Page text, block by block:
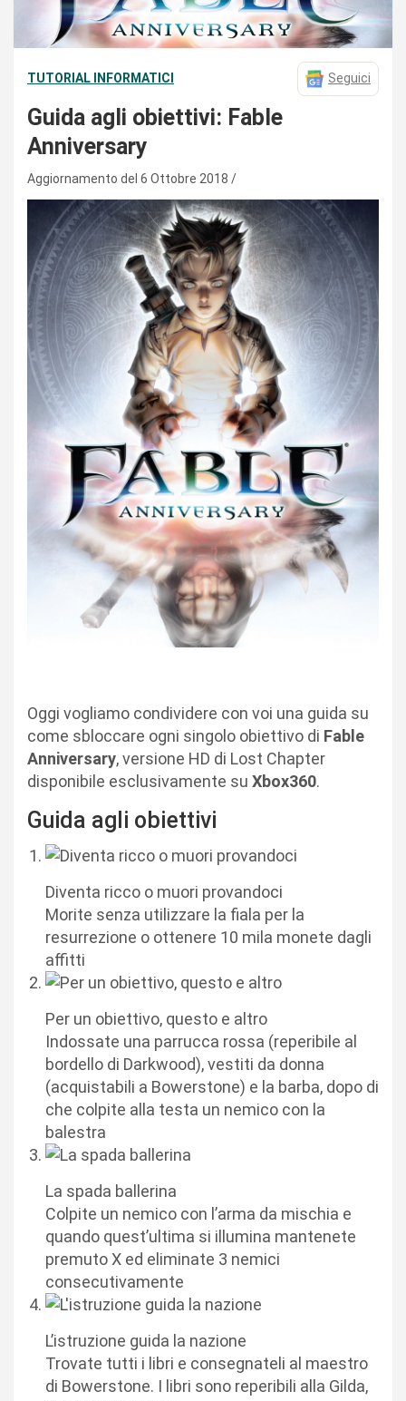
TUTORIAL INFORMATICI Seguici
Guida agli obiettivi: Fable
Anniversary
Aggiornamento del 6 Ottobre 2018
Oggi vogliamo condividere con voi una guida su
come sbloccare ogni singolo obiettivo di Fable
Anniversary, versione HD di Lost Chapter
disponibile esclusivamente su Xbox360.
Guida agli obiettivi
Diventa ricco o muori provandoci
Morite senza utilizzare la fiala per la
resurrezione o ottenere 10 mila monete dagli
affitti
Per un obiettivo, questo e altro
Indossate una parrucca rossa (reperibile al
bordello di Darkwood), vestiti da donna
(acquistabili a Bowerstone) e la barba, dopo di
che colpite alla testa un nemico con la
balestra
La spada ballerina
Colpite un nemico con l’arma da mischia e
quando quest’ultima si illumina mantenete
premuto X ed eliminate 3 nemici
consecutivamente
L’istruzione guida la nazione
Trovate tutti i libri e consegnateli al maestro
di Bowerstone. I libri sono reperibili alla Gilda,